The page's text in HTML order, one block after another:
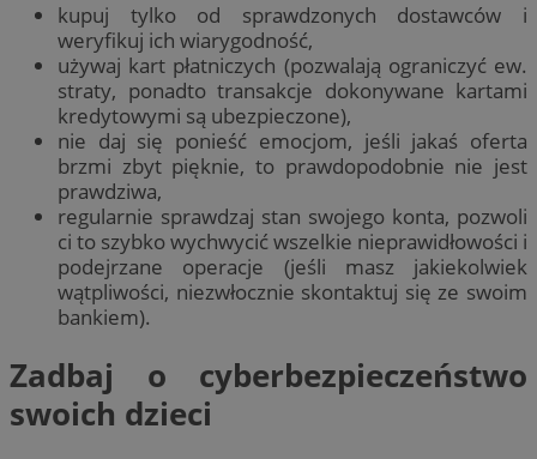
kupuj tylko od sprawdzonych dostawców i
weryfikuj ich wiarygodność,
używaj kart płatniczych (pozwalają ograniczyć ew.
straty, ponadto transakcje dokonywane kartami
kredytowymi są ubezpieczone),
nie daj się ponieść emocjom, jeśli jakaś oferta
brzmi zbyt pięknie, to prawdopodobnie nie jest
prawdziwa,
regularnie sprawdzaj stan swojego konta, pozwoli
ci to szybko wychwycić wszelkie nieprawidłowości i
podejrzane operacje (jeśli masz jakiekolwiek
wątpliwości, niezwłocznie skontaktuj się ze swoim
bankiem).
Zadbaj o cyberbezpieczeństwo
swoich dzieci